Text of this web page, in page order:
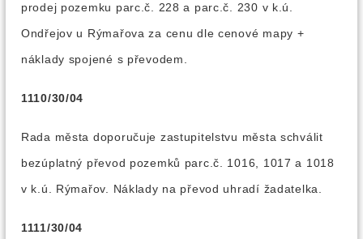
prodej pozemku parc.č. 228 a parc.č. 230 v k.ú.
Ondřejov u Rýmařova za cenu dle cenové mapy +
náklady spojené s převodem.
1110/30/04
Rada města doporučuje zastupitelstvu města schválit
bezúplatný převod pozemků parc.č. 1016, 1017 a 1018
v k.ú. Rýmařov. Náklady na převod uhradí žadatelka.
1111/30/04